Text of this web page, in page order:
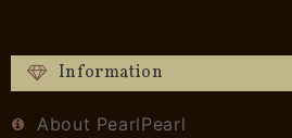
Information
About PearlPearl